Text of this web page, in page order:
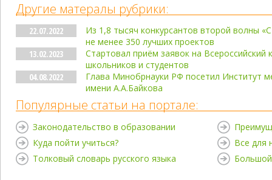
Другие матералы рубрики:
22.07.2022
Из 1,8 тысяч конкурсантов второй волны
не менее 350 лучших проектов
13.02.2023
Стартовал приём заявок на Всероссийский
школьников и студентов
04.08.2022
Глава Минобрнауки РФ посетил Институт
имени А.А.Байкова
Популярные статьи на портале:
Законодательство в образовании
Куда пойти учиться?
Толковый словарь русского языка
Все для
Большой